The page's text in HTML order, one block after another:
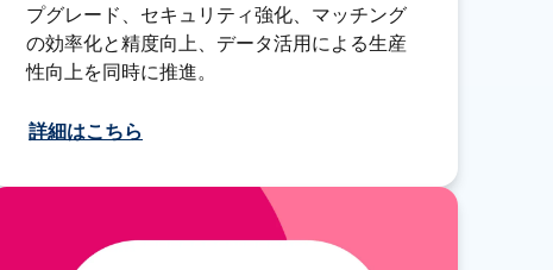
プグレード、セキュリティ強化、マッチング
の効率化と精度向上、データ活用による生産
性向上を同時に推進。
詳細はこちら